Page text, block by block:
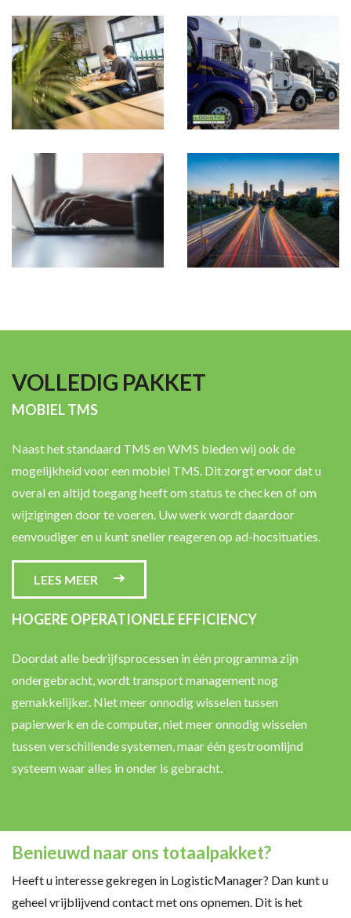
VOLLEDIG PAKKET
MOBIEL TMS
Naast het standaard TMS en WMS bieden wij ook de
mogelijkheid voor een mobiel TMS. Dit zorgt ervoor dat u
overal en altijd toegang heeft om status te checken of om
wijzigingen door te voeren. Uw werk wordt daardoor
eenvoudiger en u kunt sneller reageren op ad-hocsituaties.
LEES MEER
HOGERE OPERATIONELE EFFICIENCY
Doordat alle bedrijfsprocessen in één programma zijn
ondergebracht, wordt transport management nog
gemakkelijker. Niet meer onnodig wisselen tussen
papierwerk en de computer, niet meer onnodig wisselen
tussen verschillende systemen, maar één gestroomlijnd
systeem waar alles in onder is gebracht.
Benieuwd naar ons totaalpakket?
Heeft u interesse gekregen in LogisticManager? Dan kunt u
geheel vrijblijvend contact met ons opnemen. Dit is het